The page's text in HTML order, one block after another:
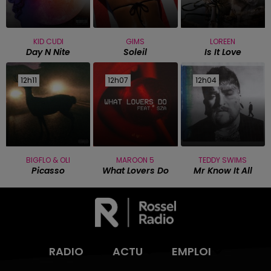
KID CUDI
Day N Nite
GIMS
Soleil
LOREEN
Is It Love
12h11
12h11
BIGFLO & OLI
Picasso
12h07
12h07
MAROON 5
What Lovers Do
12h04
12h04
TEDDY SWIMS
Mr Know It All
RADIO ACTU EMPLOI